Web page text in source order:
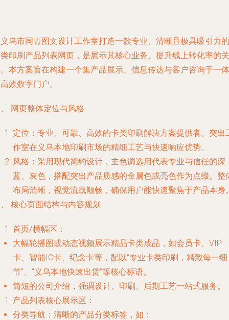
乌市同青图文设计工作室打造一款专业、清晰且极具吸引力的
印刷产品列表网页，是展示其核心业务、提升线上转化率的关
本方案旨在构建一个集产品展示、信息传达与客户咨询于一体
效数字门户。
网页整体定位与风格
定位 ：专业、可靠、高效的卡类印刷解决方案提供者。突出
作室在义乌本地印刷市场的精细工艺与快速响应优势。
风格 ：采用现代简约设计，主色调选用代表专业与信任的深
蓝、灰色，搭配突出产品质感的金属色或亮色作为点缀。整
布局清晰，视觉流线顺畅，确保用户能快速聚焦于产品本身
核心页面结构与内容规划
首页/横幅区 ：
大幅轮播图或动态视频展示精品卡类成品，如会员卡、VIP
卡、智能IC卡、纪念卡等，配以“专业卡类印刷，精致每一细
节”、“义乌本地快速出货”等核心标语。
简短的公司介绍，强调设计、印刷、后期工艺一站式服务。
产品列表核心展示区 ：
分类导航 ：清晰的产品分类标签，如：